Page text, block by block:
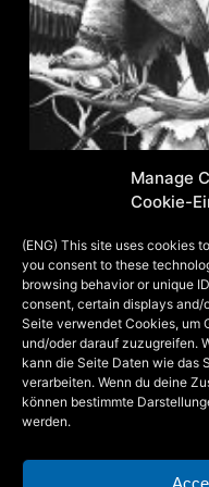
Manage
Cookie-
(ENG) This site uses cookies
you consent to these
browsing behavior or unique
consent, certain displays
Seite verwendet Cookies, um
und/oder darauf zuzugreifen.
kann die Seite Daten wie das
verarbeiten. Wenn du deine
können bestimmte
werden.
Türchen